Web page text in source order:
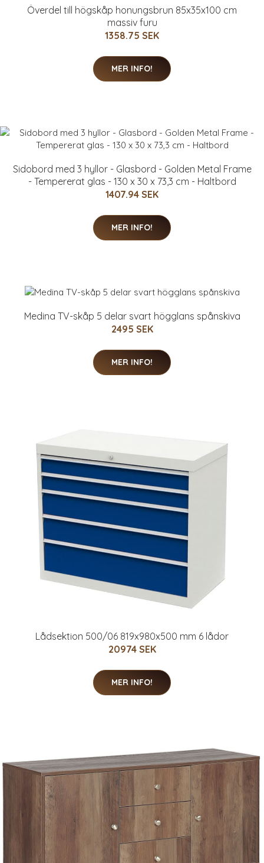
Överdel till högskåp honungsbrun 85x35x100 cm
massiv furu
1358.75 SEK
MER INFO!
Sidobord med 3 hyllor - Glasbord - Golden Metal Frame
- Tempererat glas - 130 x 30 x 73,3 cm - Haltbord
1407.94 SEK
MER INFO!
Medina TV-skåp 5 delar svart högglans spånskiva
2495 SEK
MER INFO!
Lådsektion 500/06 819x980x500 mm 6 lådor
20974 SEK
MER INFO!